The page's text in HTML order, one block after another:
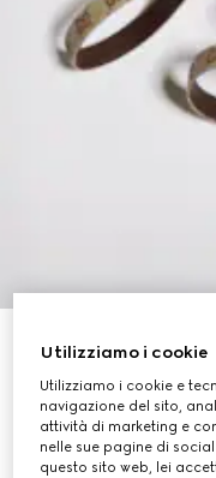
1/3
Guinzaglio per
€ 400
Variantetessuto GG sabbia
Utilizziamo i cookie
Utilizziamo i cookie e
navigazione del sito,
attività di marketing e
nelle sue pagine di
questo sito web, lei